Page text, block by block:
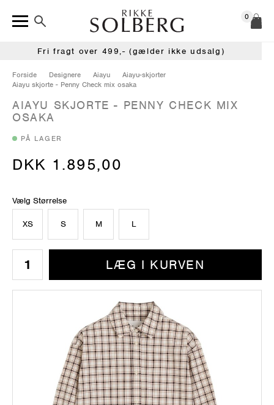
0
Fri fragt over 499,- (gælder ikke udsalg)
Forside Designere Aiayu
Aiayu-skjorter
Aiayu skjorte - Penny Check mix osaka
AIAYU SKJORTE - PENNY CHECK MIX
OSAKA
PÅ LAGER
DKK 1.895,00
Vælg Størrelse
XS S M L
LÆG I KURVEN